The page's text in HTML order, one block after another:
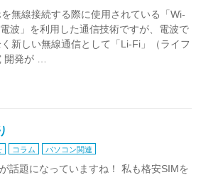
無線接続する際に使用されている「Wi-
波」を利用した通信技術ですが、電波で
新しい無線通信として「Li-Fi」（ライフ
開発が …
コラム パソコン関連
話題になっていますね！ 私も格安SIMを